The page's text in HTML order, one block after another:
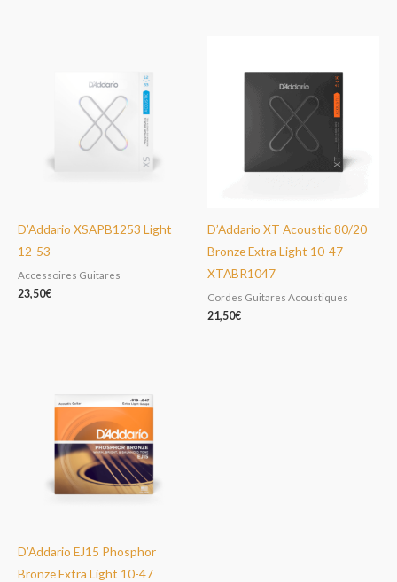
D’Addario XSAPB1253 Light
12-53
Accessoires Guitares
23,50€
D’Addario XT Acoustic 80/20
Bronze Extra Light 10-47
XTABR1047
Cordes Guitares Acoustiques
21,50€
D’Addario EJ15 Phosphor
Bronze Extra Light 10-47